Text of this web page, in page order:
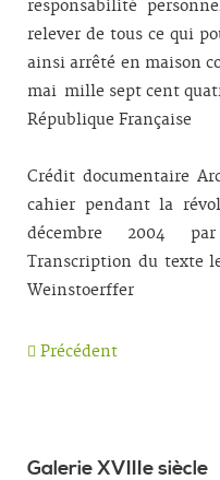
responsabilité
relever de tous ce qui
ainsi arrêté en maison
mai mille sept cent
République Française
Crédit documentaire
cahier pendant la
décembre 2004
Transcription du texte
Weinstoerffer
Précédent
Galerie XVIIIe siècle